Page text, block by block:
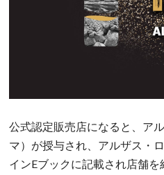
公式認定販売店になると、ア
マ）が授与され、アルザス・
インEブックに記載され店舗